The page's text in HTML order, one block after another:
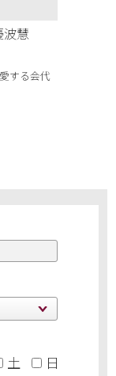
慧
する会代
土 日